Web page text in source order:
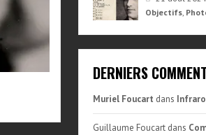
Objectifs,
DERNIERS
Muriel Foucart dans
Guillaume Foucart dans